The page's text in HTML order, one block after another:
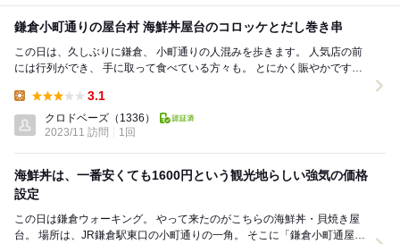
鎌倉小町通りの屋台村 海鮮丼屋台のコロッケとだし巻き串
この日は、久しぶりに鎌倉、 小町通りの人混みを歩きます。 人気店の前
には行列ができ、 手に取って食べている方々も。 とにかく賑やかです
3.1
クロドベーズ （1336）
2023/11 訪問
1回
海鮮丼は、一番安くても1600円という観光地らしい強気の価格
設定
この日は鎌倉ウォーキング。 やって来たのがこちらの海鮮丼・貝焼き屋
台。 場所は、JR鎌倉駅東口の小町通りの一角。 そこに「鎌倉小町通屋